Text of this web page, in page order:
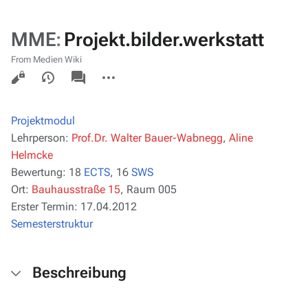
MME: Projekt.bilder.werkstatt
From Medien Wiki
Views
associated-
pages
actions
Projektmodul
Lehrperson: Prof.Dr. Walter Bauer-Wabnegg, Aline
Helmcke
Bewertung: 18 ECTS, 16 SWS
Ort: Bauhausstraße 15, Raum 005
Erster Termin: 17.04.2012
Semesterstruktur
Beschreibung